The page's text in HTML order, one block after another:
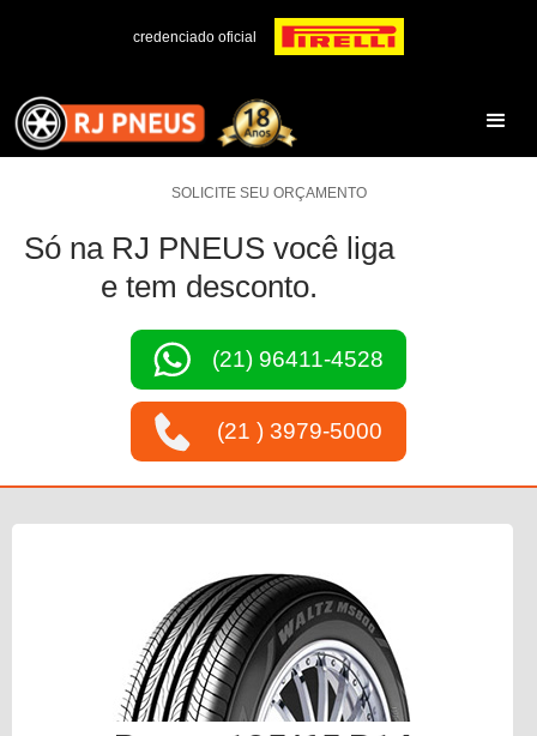
credenciado oficial
SOLICITE SEU ORÇAMENTO
Só na RJ PNEUS você liga
e tem desconto.
(21) 96411-4528
(21 ) 3979-5000